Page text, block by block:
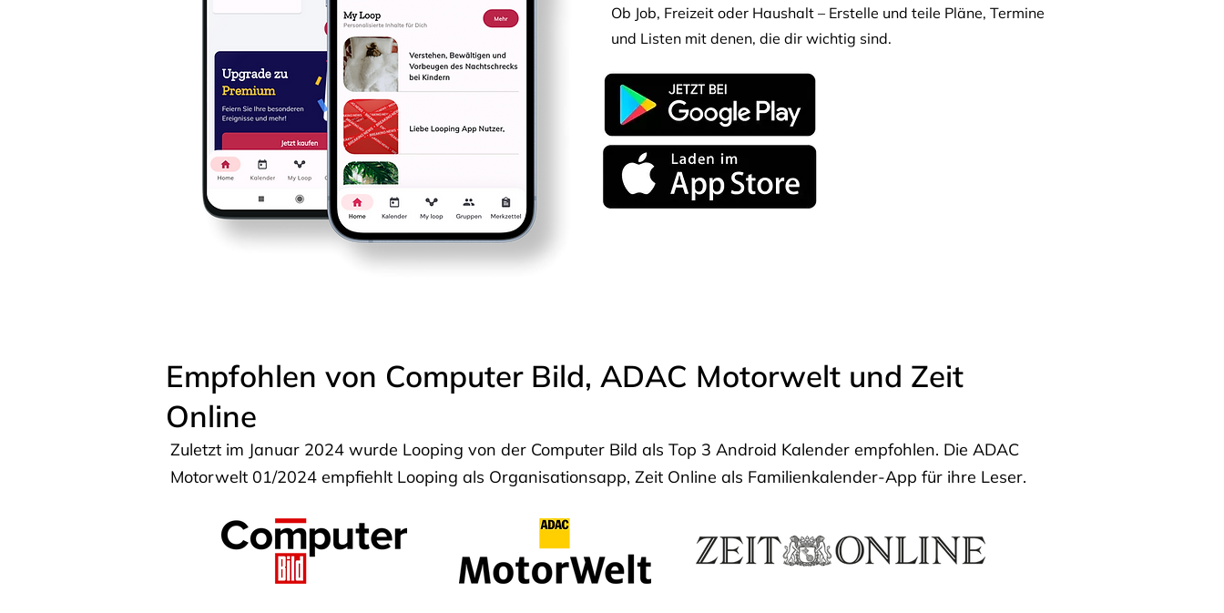
Ob Job, Freizeit oder Haushalt – Erstelle und teile Pläne, Termine
und Listen mit denen, die dir wichtig sind.
Empfohlen von Computer Bild, ADAC Motorwelt und Zeit
Online
Zuletzt im Januar 2024 wurde Looping von der Computer Bild als Top 3 Android Kalender empfohlen. Die ADAC
Motorwelt 01/2024 empfiehlt Looping als Organisationsapp, Zeit Online als Familienkalender-App für ihre Leser.